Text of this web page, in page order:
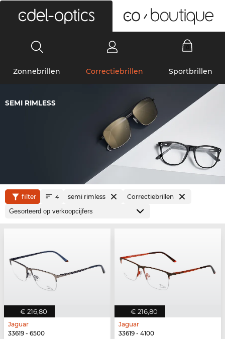
Zonnebrillen Correctiebrillen Sportbrillen
SEMI RIMLESS
filter 4 semi rimless Correctiebrillen
€ 216,80
Jaguar
33619 - 6500
€ 216,80
Jaguar
33619 - 4100